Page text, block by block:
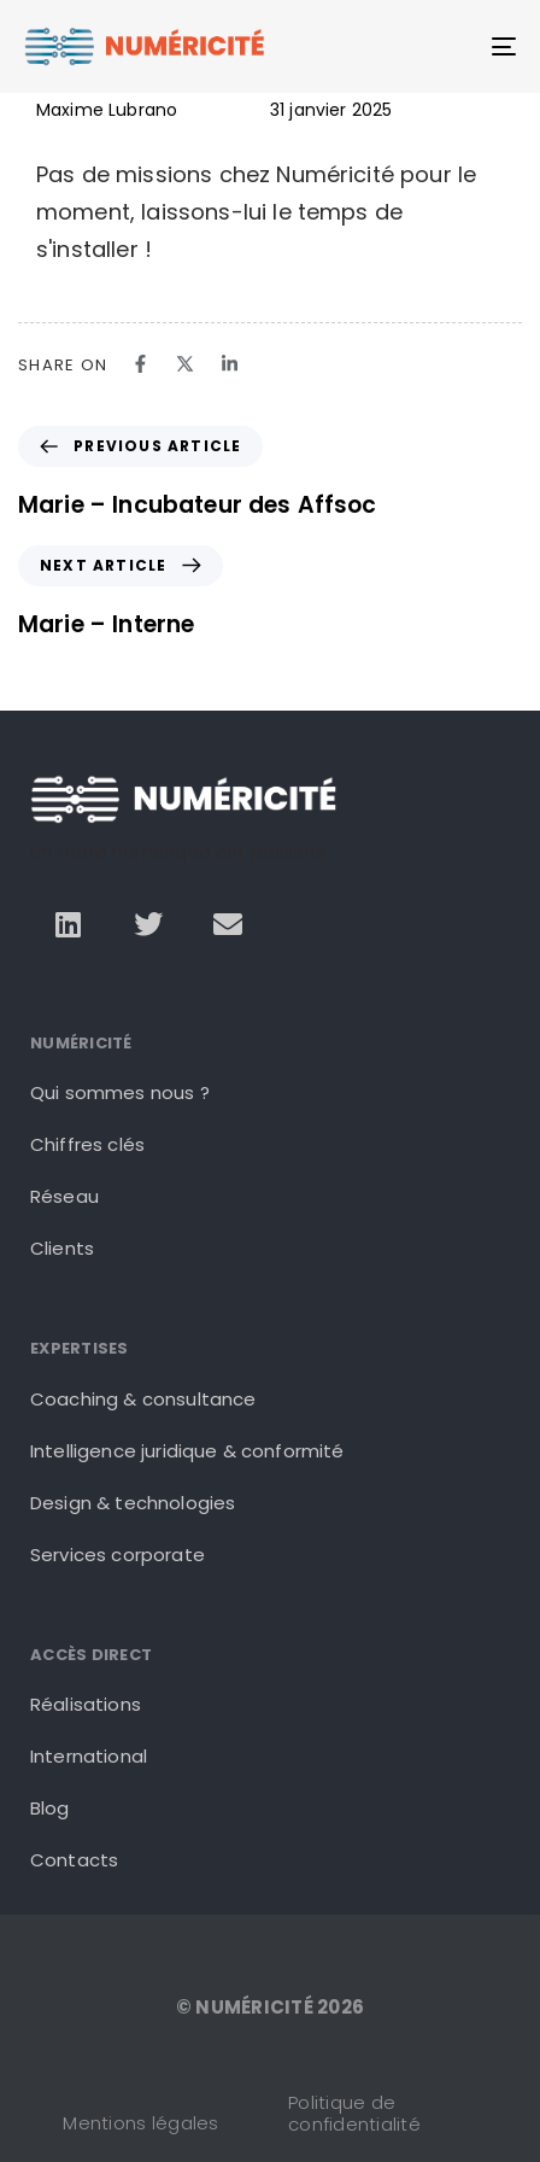
IN:
Marie – DATAFID
Maxime Lubrano
on:
31 janvier 2025
Pas de missions chez Numéricité pour le
moment, laissons-lui le temps de
s'installer !
SHARE ON
PREVIOUS ARTICLE
Marie – Incubateur des Affsoc
NEXT ARTICLE
Marie – Interne
NUMÉRICITÉ
Qui sommes nous ?
Chiffres clés
Réseau
Clients
EXPERTISES
Coaching & consultance
Intelligence juridique & conformité
Design & technologies
Services corporate
ACCÈS DIRECT
Réalisations
International
Blog
Contacts
© NUMÉRICITÉ 2026
Mentions légales
Politique de
confidentialité